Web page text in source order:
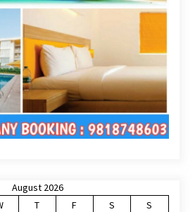
August 2026
T F S
S